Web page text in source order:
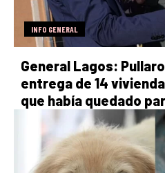
INFO GENERAL
General Lagos:
entrega de 14
que había quedado